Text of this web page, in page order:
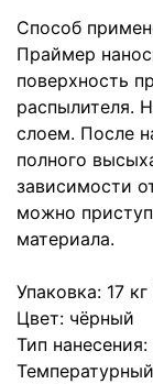
Способ
Праймер
поверхность
распылителя.
слоем. После
полного
зависимости
можно
материала.
Упаковка: 17
Цвет: чёрный
Тип